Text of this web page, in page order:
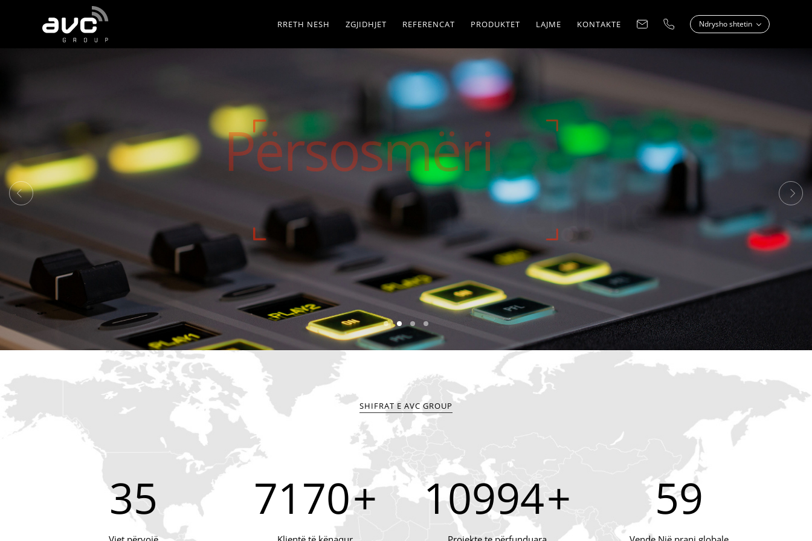
AVC
RRETH NESH ZGJIDHJET REFERENCAT PRODUKTET LAJME KONTAKTE Ndrysho shtetin
Përsosmëri
në zërime
Kupto më shumë
SHIFRAT E AVC GROUP
35 7900+ 11700+ 59